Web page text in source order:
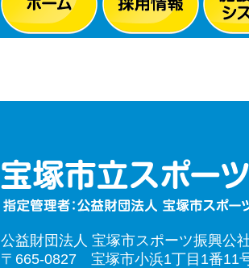
公益財団法人 宝塚市スポーツ振興公
〒665-0827 宝塚市小浜1丁目1番11